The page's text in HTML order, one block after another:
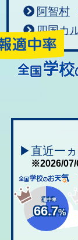
阿智村
四国カ
▶直近一
※2026/07/
適中率
66.7%